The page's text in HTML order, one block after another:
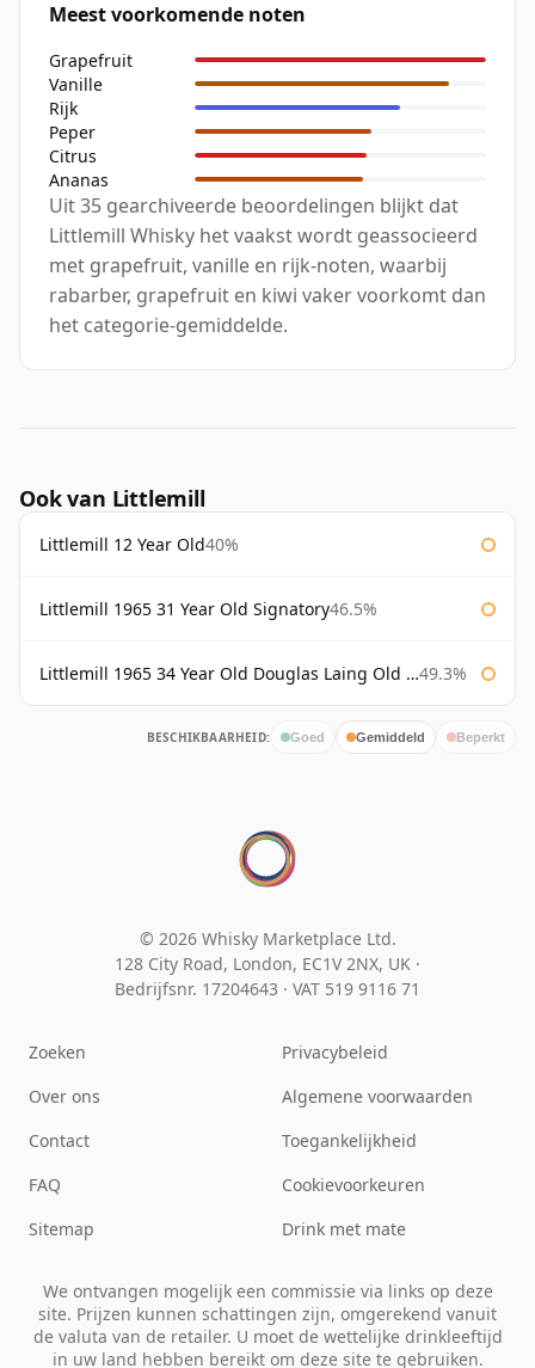
Meest voorkomende noten
Grapefruit
Vanille
Rijk
Peper
Citrus
Ananas
Uit 35 gearchiveerde beoordelingen blijkt dat
Littlemill Whisky het vaakst wordt geassocieerd
met grapefruit, vanille en rijk-noten, waarbij
rabarber, grapefruit en kiwi vaker voorkomt dan
het categorie-gemiddelde.
Ook van Littlemill
Littlemill 12 Year Old40%
Littlemill 1965 31 Year Old Signatory46.5%
Littlemill 1965 34 Year Old Douglas Laing Old Malt Cask 49.3%
BESCHIKBAARHEID: Goed Gemiddeld Beperkt
© 2026 Whisky Marketplace Ltd.
128 City Road, London, EC1V 2NX, UK ·
Bedrijfsnr. 17204643 · VAT 519 9116 71
Zoeken
Over ons
Contact
FAQ
Sitemap
Privacybeleid
Algemene voorwaarden
Toegankelijkheid
Cookievoorkeuren
Drink met mate
We ontvangen mogelijk een commissie via links op deze
site. Prijzen kunnen schattingen zijn, omgerekend vanuit
de valuta van de retailer. U moet de wettelijke drinkleeftijd
in uw land hebben bereikt om deze site te gebruiken.